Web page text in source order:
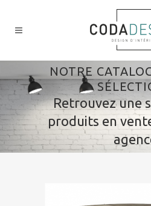
NOTRE
Retrouvez une
produits en